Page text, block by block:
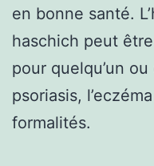
en bonne santé.
haschich peut
pour quelqu’un
psoriasis,
formalités.